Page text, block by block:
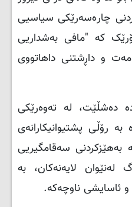
چارەسەرێکی سیاسیی
کە "مافی بەشداریی
و داڕشتنی داهاتووی
دەشڵێت، لە تەوەرێکی
بە رۆڵی پشتیوانیکارانەی
بەهێزکردنی سەقامگیریی
لەنێوان لایەنەکان، بە
ئاسایشی ناوچەکە.